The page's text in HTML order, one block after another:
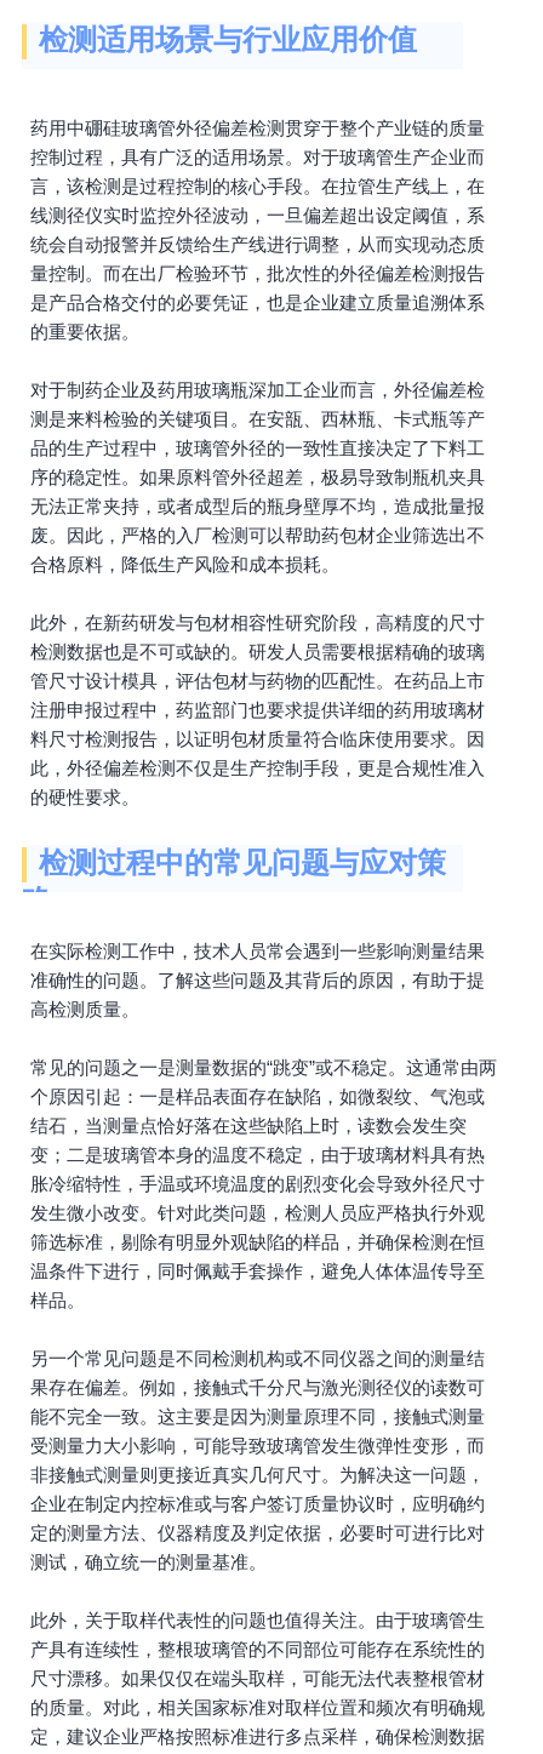
检测适用场景与行业应用价值
药用中硼硅玻璃管外径偏差检测贯穿于整个产业链的质量
控制过程，具有广泛的适用场景。对于玻璃管生产企业而
言，该检测是过程控制的核心手段。在拉管生产线上，在
线测径仪实时监控外径波动，一旦偏差超出设定阈值，系
统会自动报警并反馈给生产线进行调整，从而实现动态质
量控制。而在出厂检验环节，批次性的外径偏差检测报告
是产品合格交付的必要凭证，也是企业建立质量追溯体系
的重要依据。
对于制药企业及药用玻璃瓶深加工企业而言，外径偏差检
测是来料检验的关键项目。在安瓿、西林瓶、卡式瓶等产
品的生产过程中，玻璃管外径的一致性直接决定了下料工
序的稳定性。如果原料管外径超差，极易导致制瓶机夹具
无法正常夹持，或者成型后的瓶身壁厚不均，造成批量报
废。因此，严格的入厂检测可以帮助药包材企业筛选出不
合格原料，降低生产风险和成本损耗。
此外，在新药研发与包材相容性研究阶段，高精度的尺寸
检测数据也是不可或缺的。研发人员需要根据精确的玻璃
管尺寸设计模具，评估包材与药物的匹配性。在药品上市
注册申报过程中，药监部门也要求提供详细的药用玻璃材
料尺寸检测报告，以证明包材质量符合临床使用要求。因
此，外径偏差检测不仅是生产控制手段，更是合规性准入
的硬性要求。
检测过程中的常见问题与应对策
略
在实际检测工作中，技术人员常会遇到一些影响测量结果
准确性的问题。了解这些问题及其背后的原因，有助于提
高检测质量。
常见的问题之一是测量数据的“跳变”或不稳定。这通常由两
个原因引起：一是样品表面存在缺陷，如微裂纹、气泡或
结石，当测量点恰好落在这些缺陷上时，读数会发生突
变；二是玻璃管本身的温度不稳定，由于玻璃材料具有热
胀冷缩特性，手温或环境温度的剧烈变化会导致外径尺寸
发生微小改变。针对此类问题，检测人员应严格执行外观
筛选标准，剔除有明显外观缺陷的样品，并确保检测在恒
温条件下进行，同时佩戴手套操作，避免人体体温传导至
样品。
另一个常见问题是不同检测机构或不同仪器之间的测量结
果存在偏差。例如，接触式千分尺与激光测径仪的读数可
能不完全一致。这主要是因为测量原理不同，接触式测量
受测量力大小影响，可能导致玻璃管发生微弹性变形，而
非接触式测量则更接近真实几何尺寸。为解决这一问题，
企业在制定内控标准或与客户签订质量协议时，应明确约
定的测量方法、仪器精度及判定依据，必要时可进行比对
测试，确立统一的测量基准。
此外，关于取样代表性的问题也值得关注。由于玻璃管生
产具有连续性，整根玻璃管的不同部位可能存在系统性的
尺寸漂移。如果仅仅在端头取样，可能无法代表整根管材
的质量。对此，相关国家标准对取样位置和频次有明确规
定，建议企业严格按照标准进行多点采样，确保检测数据